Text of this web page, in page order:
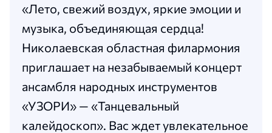
«Лето, свежий воздух, яркие эмоции и
музыка, объединяющая сердца!
Николаевская областная филармония
приглашает на незабываемый концерт
ансамбля народных инструментов
«УЗОРИ» — «Танцевальный
калейдоскоп». Вас ждет увлекательное